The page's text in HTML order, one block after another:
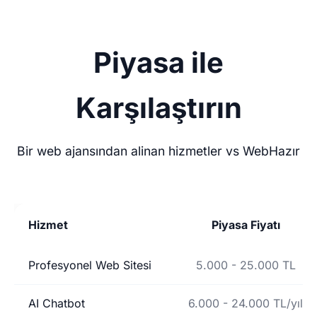
Piyasa ile
Karşılaştırın
Bir web ajansından alinan hizmetler vs WebHazır
Hizmet Piyasa Fiyatı
Profesyonel Web Sitesi 5.000 - 25.000 TL
AI Chatbot 6.000 - 24.000 TL/yıl